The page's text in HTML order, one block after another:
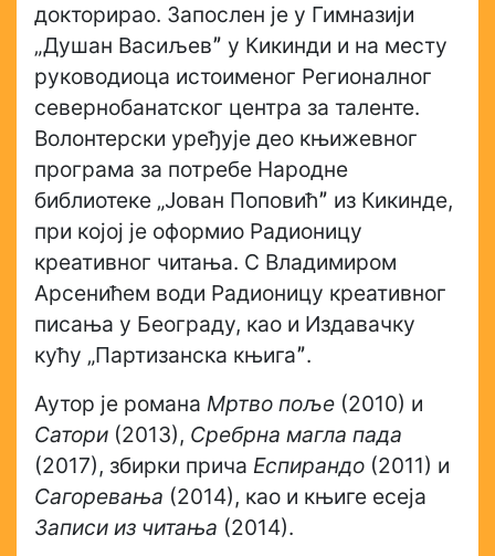
докторирао. Запослен је у Гимназији
„Душан Васиљевˮ у Кикинди и на месту
руководиоца истоименог Регионалног
севернобанатског центра за таленте.
Волонтерски уређује део књижевног
програма за потребе Народне
библиотеке „Јован Поповићˮ из Кикинде,
при којој је оформио Радионицу
креативног читања. С Владимиром
Арсенићем води Радионицу креативног
писања у Београду, као и Издавачку
кућу „Партизанска књигаˮ.
Аутор је романа Мртво поље (2010) и
Сатори (2013), Сребрна магла пада
(2017), збирки прича Еспирандо (2011) и
Сагоревања (2014), као и књиге есеја
Записи из читања (2014).